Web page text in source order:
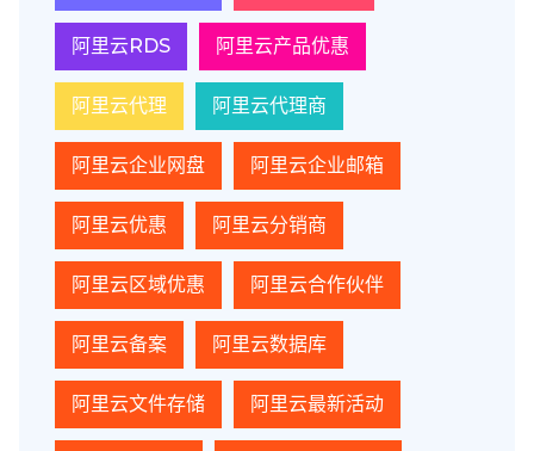
阿里云RDS 阿里云产品优惠
阿里云代理 阿里云代理商
阿里云企业网盘 阿里云企业邮箱
阿里云优惠 阿里云分销商
阿里云区域优惠 阿里云合作伙伴
阿里云备案 阿里云数据库
阿里云文件存储 阿里云最新活动